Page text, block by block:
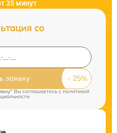
35 минут
со
заявку
Вы соглашаетесь cполитикой